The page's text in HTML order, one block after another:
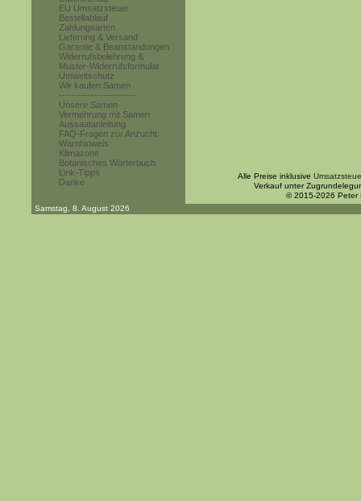
EU Umsatzsteuer
Bestellablauf
Zahlungsarten
Lieferung & Versand
Garantie & Beanstandungen
Widerrufsbelehrung &
Muster-Widerrufsformular
Umweltschutz
Wir kaufen Samen
------------------------
Unsere Samen
Vermehrung mit Samen
Aussaatanleitung
FAQ-Fragen zur Anzucht
Warnhinweis
Klimazone
Botanisches Wörterbuch
Link-Tipps
Danke
Alle Preise inklusive
Verkauf unter
© 2015-2026 Peter
Samstag, 8. August 2026